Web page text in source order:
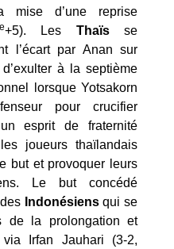
mise d’une reprise
e+5). Les Thaïsse
l’écart par Anan sur
à la septième
lorsque Yotsakorn
pour crucifier
esprit de fraternité
joueurs thaïlandais
but et provoquer leurs
Le but concédé
Indonésiensqui se
de la prolongation et
via Irfan Jauhari (3-2,